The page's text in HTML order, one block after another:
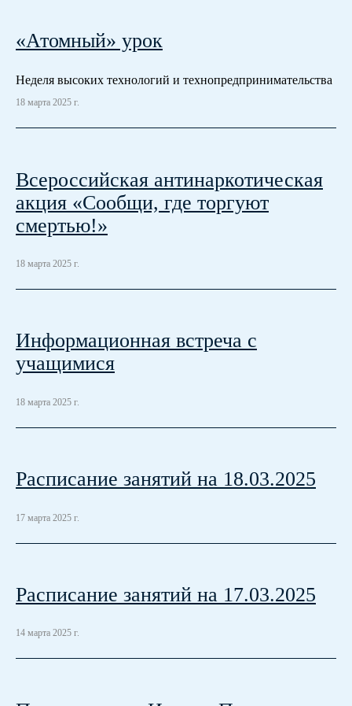
«Атомный» урок
Неделя высоких технологий и технопредпринимательства
18 марта 2025 г.
Всероссийская антинаркотическая
акция «Сообщи, где торгуют
смертью!»
18 марта 2025 г.
Информационная встреча с
учащимися
18 марта 2025 г.
Расписание занятий на 18.03.2025
17 марта 2025 г.
Расписание занятий на 17.03.2025
14 марта 2025 г.